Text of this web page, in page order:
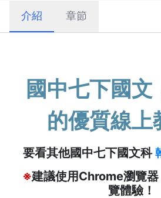
介紹 章節
國中七下國文
的優質線上
要看其他國中七下國文科
※建議使用Chrome瀏覽
覽體驗！